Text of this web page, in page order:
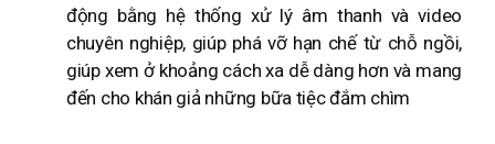
động bằng hệ thống xử lý âm thanh và video
chuyên nghiệp, giúp phá vỡ hạn chế từ chỗ ngồi,
giúp xem ở khoảng cách xa dễ dàng hơn và mang
đến cho khán giả những bữa tiệc đắm chìm